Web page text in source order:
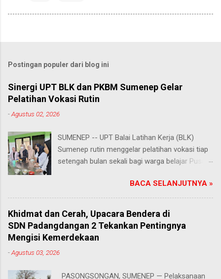
Postingan populer dari blog ini
Sinergi UPT BLK dan PKBM Sumenep Gelar
Pelatihan Vokasi Rutin
-Agustus 02, 2026
SUMENEP -- UPT Balai Latihan Kerja (BLK)
Sumenep rutin menggelar pelatihan vokasi tiap
setengah bulan sekali bagi warga belajar Pusat
Kabupaten Sumenep. Ahad (2/8/2026).
Program ini menawarkan berbagai pilihan
keterampilan, mulai dari pembuatan roti dan kue
hingga kejuruan lainnya yang bebas dipilih
peserta sesuai bakat dan minat masing-
para peserta. Salah satunya Juhairiyah, peserta
BACA SELANJUTNYA »
Khidmat dan Cerah, Upacara Bendera di
SDN Padangdangan 2 Tekankan Pentingnya
Mengisi Kemerdekaan
-Agustus 03, 2026
PASONGSONGAN, SUMENEP — Pelaksanaan